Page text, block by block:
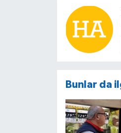
Bunlar da